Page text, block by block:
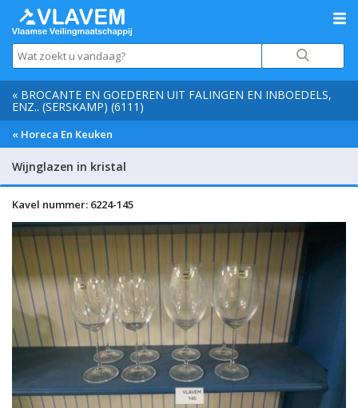
« BROCANTE EN GOEDEREN UIT FALINGEN EN INBOEDELS,
ENZ.. (SERSKAMP) (6111)
« Horeca En Keuken
Wijnglazen in kristal
Kavel nummer: 6224-145